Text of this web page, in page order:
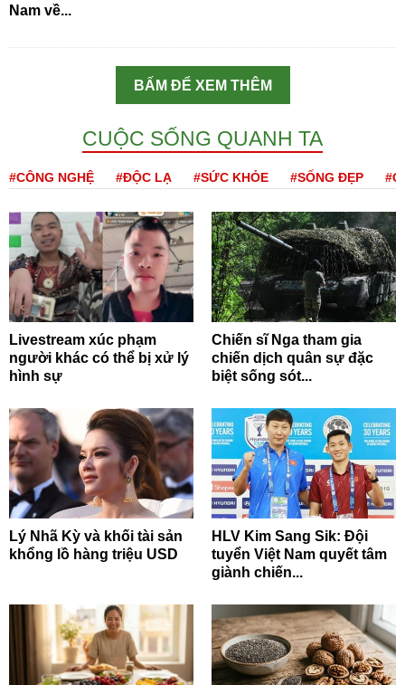
Nam về...
BẤM ĐỂ XEM THÊM
CUỘC SỐNG QUANH TA
#CÔNG NGHỆ #ĐỘC LẠ #SỨC KHỎE #SỐNG ĐẸP
Livestream xúc phạm
người khác có thể bị xử lý
hình sự
Chiến sĩ Nga tham gia
chiến dịch quân sự đặc
biệt sống sót...
Lý Nhã Kỳ và khối tài sản
khổng lồ hàng triệu USD
HLV Kim Sang Sik: Đội
tuyển Việt Nam quyết tâm
giành chiến...